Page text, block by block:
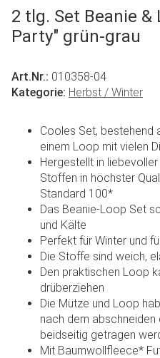
2 tlg. Set Beanie &
Party" grün-grau
Art.Nr.: 010358-04
Kategorie: Herbst / Winter
Cooles Set, bestehend
einem Loop mit vielen
Hergestellt in
Stoffen in höchster
Standard 100*
Das Beanie-Loop Set
und Kälte
Perfekt für Winter und
Die Stoffe sind weich,
Den praktischen Loop
drüberziehen
Die Mütze und Loop
nach dem
beidseitig getragen
Mit Baumwollfleece*